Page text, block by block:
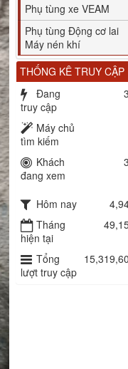
Phụ tùng xe VEAM
Phụ tùng Động cơ lai
Máy nén khí
THỐNG KÊ TRUY CẬP
Đang
truy cập
Máy chủ
tìm kiếm
Khách
đang xem
Hôm nay
Tháng
hiện tại
Tổng
lượt truy cập